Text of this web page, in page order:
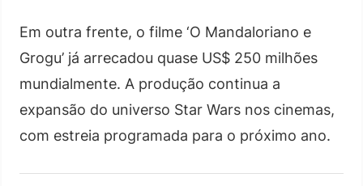
Em outra frente, o filme ‘O Mandaloriano e
Grogu’ já arrecadou quase US$ 250 milhões
mundialmente. A produção continua a
expansão do universo Star Wars nos cinemas,
com estreia programada para o próximo ano.